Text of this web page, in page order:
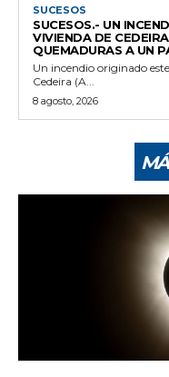
SUCESOS
SUCESOS.- UN
VIVIENDA DE
QUEMADURAS A UN
Un incendio originado
Cedeira (A...
8 agosto, 2026